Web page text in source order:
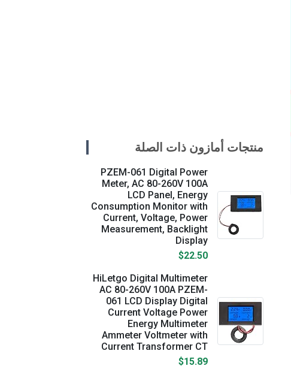
منتجات أمازون ذات الصلة
PZEM-061 Digital Power
Meter, AC 80-260V 100A
LCD Panel, Energy
Consumption Monitor with
Current, Voltage, Power
Measurement, Backlight
Display
$22.50
HiLetgo Digital Multimeter
AC 80-260V 100A PZEM-
061 LCD Display Digital
Current Voltage Power
Energy Multimeter
Ammeter Voltmeter with
Current Transformer CT
$15.89